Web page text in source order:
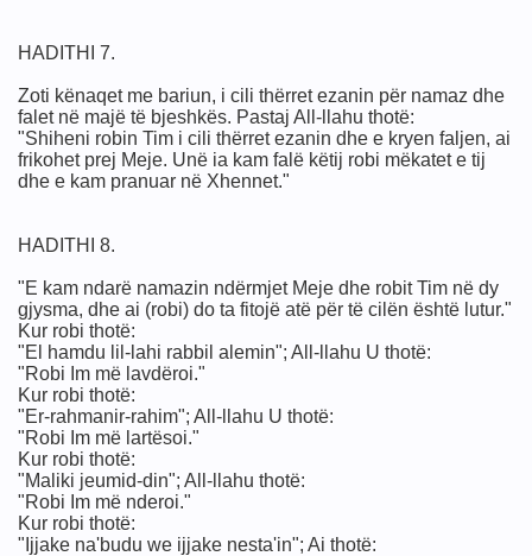
HADITHI 7.
Zoti kënaqet me bariun, i cili thërret ezanin për namaz dhe
falet në majë të bjeshkës. Pastaj All-llahu thotë:
"Shiheni robin Tim i cili thërret ezanin dhe e kryen faljen, ai
frikohet prej Meje. Unë ia kam falë këtij robi mëkatet e tij
dhe e kam pranuar në Xhennet."
HADITHI 8.
"E kam ndarë namazin ndërmjet Meje dhe robit Tim në dy
gjysma, dhe ai (robi) do ta fitojë atë për të cilën është lutur."
Kur robi thotë:
"El hamdu lil-lahi rabbil alemin"; All-llahu U thotë:
"Robi Im më lavdëroi."
Kur robi thotë:
"Er-rahmanir-rahim"; All-llahu U thotë:
"Robi Im më lartësoi."
Kur robi thotë:
"Maliki jeumid-din"; All-llahu thotë:
"Robi Im më nderoi."
Kur robi thotë:
"Ijjake na'budu we ijjake nesta'in"; Ai thotë:
Ajnshtajn